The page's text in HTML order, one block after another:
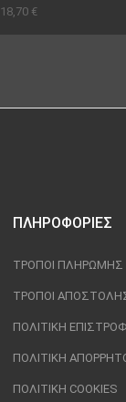
18,70 €
ΠΛΗΡΟΦΟΡΊΕΣ
ΤΡΌΠΟΙ ΠΛΗΡΩΜΉΣ
ΤΡΌΠΟΙ
ΠΟΛΙΤΙΚΉ
ΠΟΛΙΤΙΚΉ
ΠΟΛΙΤΙΚΉ COOKIES